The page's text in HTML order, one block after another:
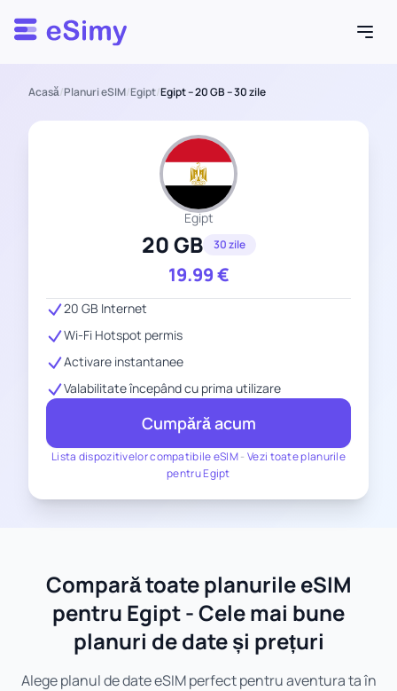
Esimy
Acasă/Planuri eSIM/Egipt/Egipt – 20 GB – 30 zile
Egipt
20 GB 30 zile
19.99€
Lista dispozitivelor compatibile eSIM- Vezi toate planurile
pentru Egipt
20 GB Internet
Wi-Fi Hotspot permis
Activare instantanee
Valabilitate începând cu prima utilizare
Cumpără acum
Compară toate planurile eSIM
pentru Egipt - Cele mai bune
planuri de date și prețuri
Alege planul de date eSIM perfect pentru aventura ta în